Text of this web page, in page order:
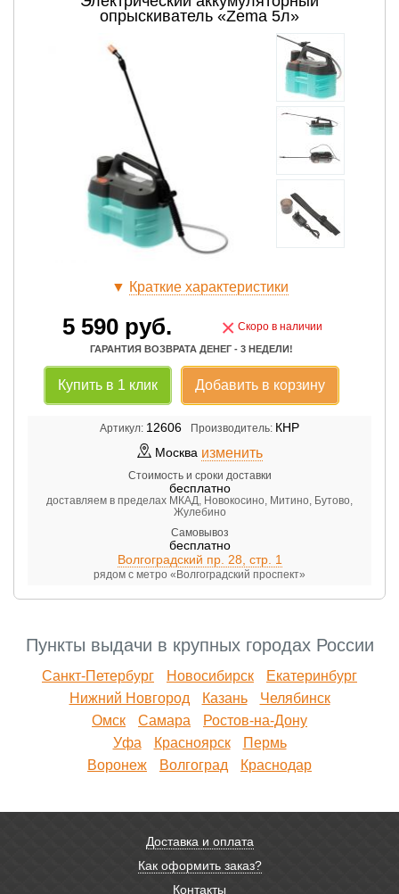
опрыскиватель «Zema 5л»
▼ Краткие характеристики
5 590руб. × Скоро в наличии
ГАРАНТИЯ ВОЗВРАТА ДЕНЕГ - 3 НЕДЕЛИ!
Купить в 1 клик Добавить в корзину
Артикул: 12606 Производитель: КНР
Москва изменить
Стоимость и сроки доставки
бесплатно
доставляем в пределах МКАД, Новокосино, Митино, Бутово,
Жулебино
Самовывоз
бесплатно
Волгоградский пр. 28, стр. 1
рядом с метро «Волгоградский проспект»
Пункты выдачи в крупных городах России
Санкт-Петербург Новосибирск
Екатеринбург
Нижний Новгород
Казань
Челябинск
Омск
Самара
Ростов-на-Дону
Уфа
Красноярск
Пермь
Воронеж
Волгоград Краснодар
Доставка и оплата
Как оформить заказ?
Контакты